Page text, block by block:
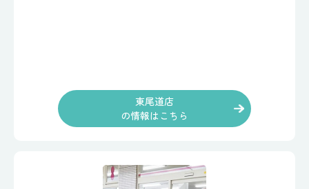
東尾道店
の情報はこちら